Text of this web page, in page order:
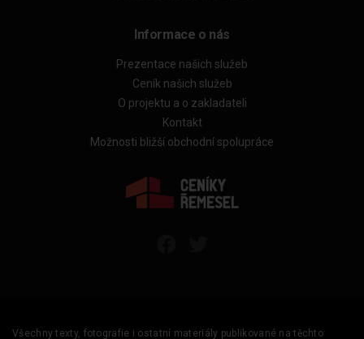
Informace o nás
Prezentace našich služeb
Ceník našich služeb
O projektu a o zakladateli
Kontakt
Možnosti bližší obchodní spolupráce
Všechny texty, fotografie i ostatní materiály publikované na těchto